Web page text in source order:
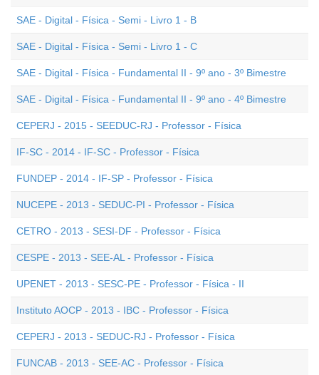
SAE - Digital - Física - Semi - Livro 1 - B
SAE - Digital - Física - Semi - Livro 1 - C
SAE - Digital - Física - Fundamental II - 9º ano - 3º Bimestre
SAE - Digital - Física - Fundamental II - 9º ano - 4º Bimestre
CEPERJ - 2015 - SEEDUC-RJ - Professor - Física
IF-SC - 2014 - IF-SC - Professor - Física
FUNDEP - 2014 - IF-SP - Professor - Física
NUCEPE - 2013 - SEDUC-PI - Professor - Física
CETRO - 2013 - SESI-DF - Professor - Física
CESPE - 2013 - SEE-AL - Professor - Física
UPENET - 2013 - SESC-PE - Professor - Física - II
Instituto AOCP - 2013 - IBC - Professor - Física
CEPERJ - 2013 - SEDUC-RJ - Professor - Física
FUNCAB - 2013 - SEE-AC - Professor - Física